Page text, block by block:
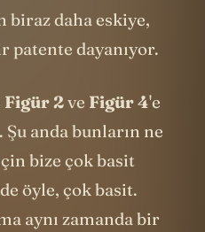
biraz daha eskiye,
patente dayanıyor.
Figür 2ve Figür 4'e
anda bunların ne
bize çok basit
öyle, çok basit.
aynı zamanda bir